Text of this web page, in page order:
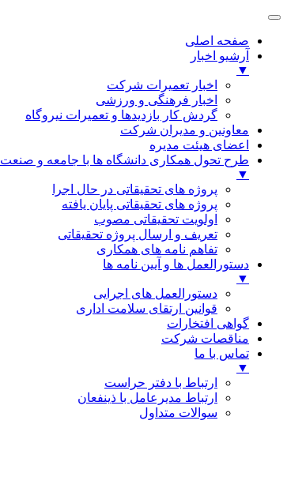
صفحه اصلی
آرشیو اخبار
▼
اخبار تعمیرات شرکت
اخبار فرهنگی و ورزشی
گردش کار بازدیدها و تعمیرات نیروگاه
معاونین و مدیران شرکت
اعضای هیئت مدیره
طرح تحول همکاری دانشگاه ها با جامعه و صنعت
▼
پروژه های تحقیقاتی در حال اجرا
پروژه های تحقیقاتی پایان یافته
اولویت تحقیقاتی مصوب
تعریف و ارسال پروژه تحقیقاتی
تفاهم نامه های همکاری
دستورالعمل ها و آیین نامه ها
▼
دستورالعمل های اجرایی
قوانین ارتقای سلامت اداری
گواهی افتخارات
مناقصات شرکت
تماس با ما
▼
ارتباط با دفتر حراست
ارتباط مدیرعامل با ذینفعان
سوالات متداول